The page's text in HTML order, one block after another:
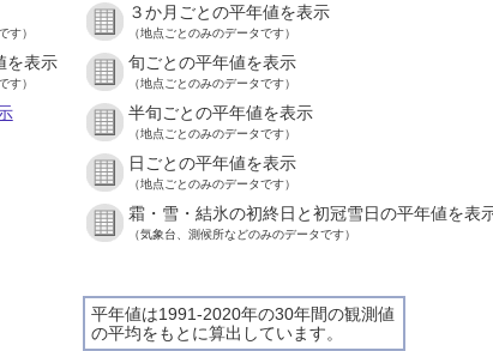
す）
３か月ごとの平年値を表示
（地点ごとのみのデータです）
を表示
す）
旬ごとの平年値を表示
（地点ごとのみのデータです）
半旬ごとの平年値を表示
（地点ごとのみのデータです）
日ごとの平年値を表示
（地点ごとのみのデータです）
霜・雪・結氷の初終日と初冠雪日の平年値を表
（気象台、測候所などのみのデータです）
平年値は1991-2020年の30年間の観測値
の平均をもとに算出しています。